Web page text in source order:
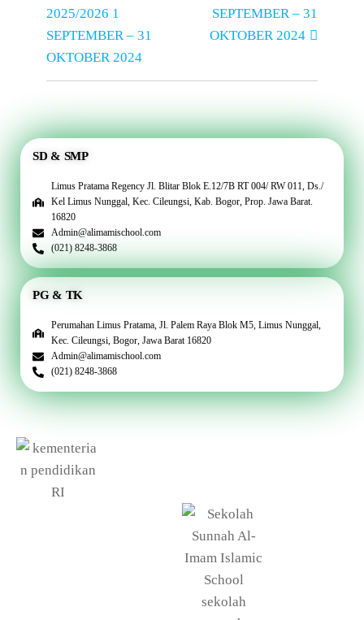
2025/2026 1
SEPTEMBER – 31
OKTOBER 2024
SEPTEMBER – 31
OKTOBER 2024
SD & SMP
Limus Pratama Regency Jl. Blitar Blok E.12/7B RT 004/ RW 011, Ds./
Kel Limus Nunggal, Kec. Cileungsi, Kab. Bogor, Prop. Jawa Barat.
16820
Admin@alimamischool.com
(021) 8248-3868
PG & TK
Perumahan Limus Pratama, Jl. Palem Raya Blok M5, Limus Nunggal,
Kec. Cileungsi, Bogor, Jawa Barat 16820
Admin@alimamischool.com
(021) 8248-3868